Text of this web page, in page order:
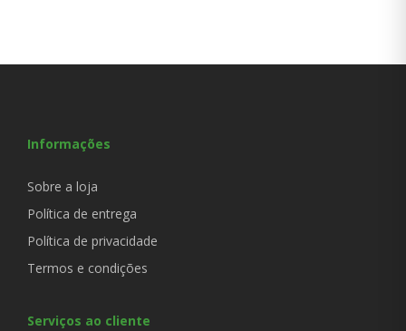
Informações
Sobre a loja
Política de entrega
Política de privacidade
Termos e condições
Serviços ao cliente